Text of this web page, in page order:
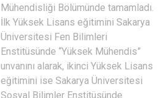
Mühendisliği Bölümünde tamamladı.
İlk Yüksek Lisans eğitimini Sakarya
Üniversitesi Fen Bilimleri
Enstitüsünde “Yüksek Mühendis”
unvanını alarak, ikinci Yüksek Lisans
eğitimini ise Sakarya Üniversitesi
Sosyal Bilimler Enstitüsünde